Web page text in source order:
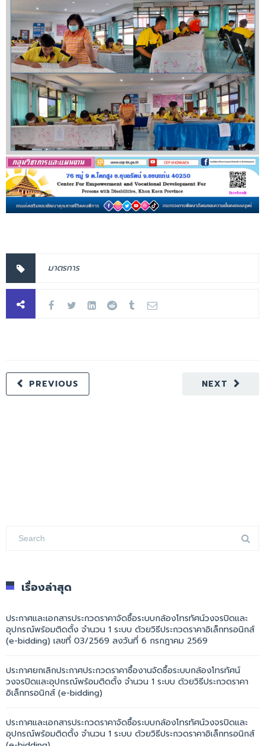
มาตรการ
NEXT
PREVIOUS
เรื่องล่าสุด
ประกาศและเอกสารประกวดราคาจัดซื้อระบบกล้องโทรทัศน์วงจรปิดและ
อุปกรณ์พร้อมติดตั้ง จำนวน 1 ระบบ ด้วยวิธีประกวดราคาอิเล็กทรอนิกส์
(e-bidding) เลขที่ 03/2569 ลงวันที่ 6 กรกฎาคม 2569
ประกาศยกเลิกประกาศประกวดราคาซื้องานจัดซื้อระบบกล้องโทรทัศน์
วงจรปิดและอุปกรณ์พร้อมติดตั้ง จำนวน 1 ระบบ ด้วยวิธีประกวดราคา
อิเล็กทรอนิกส์ (e-bidding)
ประกาศและเอกสารประกวดราคาจัดซื้อระบบกล้องโทรทัศน์วงจรปิดและ
อุปกรณ์พร้อมติดตั้ง จำนวน 1 ระบบ ด้วยวิธีประกวดราคาอิเล็กทรอนิกส์